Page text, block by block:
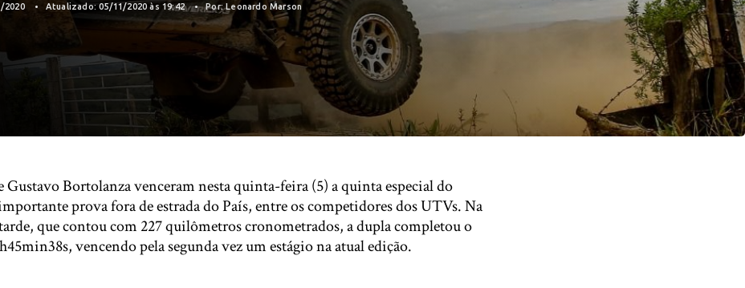
2020 Atualizado: 05/11/2020 às 19:42 Por: Leonardo Marson
Gustavo Bortolanza venceram nesta quinta-feira (5) a quinta especial do
prova fora de estrada do País, entre os competidores dos UTVs. Na
que contou com 227 quilômetros cronometrados, a dupla completou o
vencendo pela segunda vez um estágio na atual edição.